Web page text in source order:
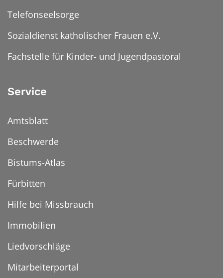
Telefonseelsorge
Sozialdienst katholischer Frauen e.V.
Fachstelle für Kinder- und Jugendpastoral
Service
Amtsblatt
Beschwerde
Bistums-Atlas
Fürbitten
Hilfe bei Missbrauch
Immobilien
Liedvorschläge
Mitarbeiterportal